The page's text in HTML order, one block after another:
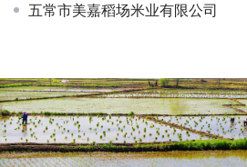
五常市美嘉稻场米业有限公司